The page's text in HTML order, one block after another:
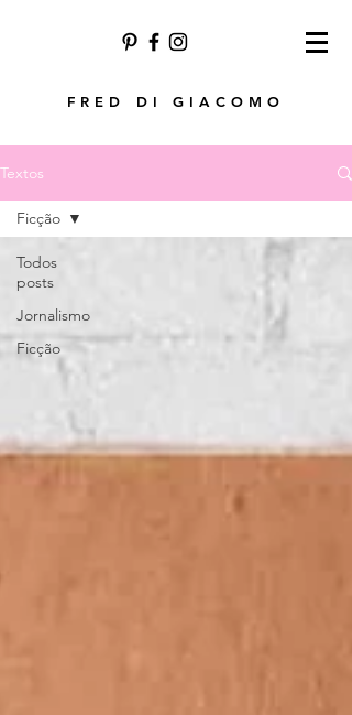
FRED DI GIACOMO
Textos
Todos
posts
Jornalismo
Ficção
Ficção